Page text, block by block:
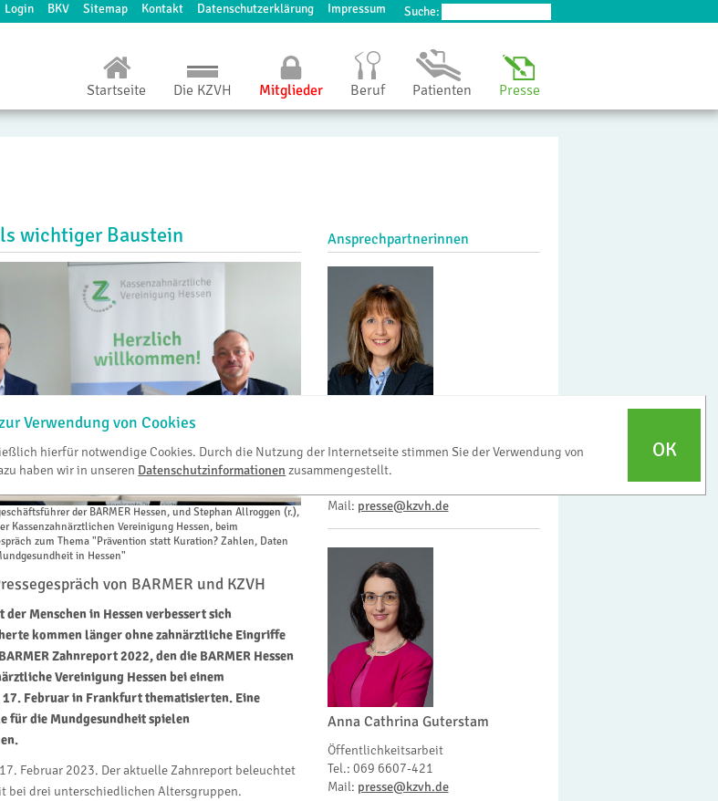
Suche:
Login BKV Sitemap Kontakt Datenschutzerklärung Impressum
Verwendung von Cookies
hierfür notwendige Cookies. Durch die Nutzung der Internetseite stimmen Sie der Verwendung von
haben wir in unseren Datenschutzinformationen zusammengestellt.
OK
Startseite Die KZVH Mitglieder Beruf Patienten Presse
wichtiger Baustein
der BARMER Hessen, und Stephan Allroggen (r.),
Kassenzahnärztlichen Vereinigung Hessen, beim
zum Thema "Prävention statt Kuration? Zahlen, Daten
in Hessen"
von BARMER und KZVH
der Menschen in Hessen verbessert sich
kommen länger ohne zahnärztliche Eingriffe
Zahnreport 2022, den die BARMER Hessen
Vereinigung Hessen bei einem
17. Februar in Frankfurt thematisierten. Eine
für die Mundgesundheit spielen
Februar 2023. Der aktuelle Zahnreport beleuchtet
bei drei unterschiedlichen Altersgruppen.
Ansprechpartnerinnen
Referatsleiterin Öffentlichkeitsarbeit
Mail: presse@kzvh.de
Anna Cathrina Guterstam
Öffentlichkeitsarbeit
Tel.: 069 6607-421
Mail: presse@kzvh.de